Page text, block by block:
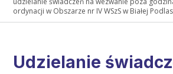
ordynacji w Obszarze nr IV WSzS w Białej
Udzielanie